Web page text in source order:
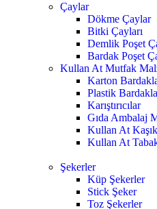
Çaylar
Dökme Çaylar
Bitki Çayları
Demlik Poşet
Bardak Poşet
Kullan At Mutfak
Karton
Plastik
Karıştırıcılar
Gıda Ambalaj
Kullan At
Kullan At
Şekerler
Küp Şekerler
Stick Şeker
Toz Şekerler